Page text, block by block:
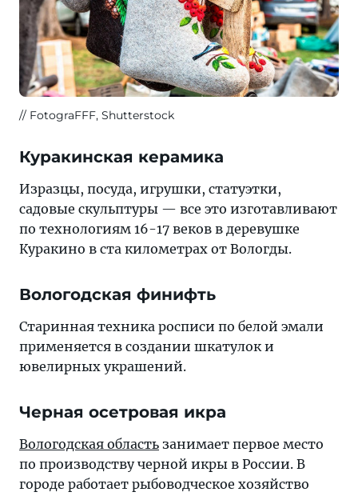
FotograFFF, Shutterstock
Куракинская керамика
Изразцы, посуда, игрушки, статуэтки,
садовые скульптуры — все это изготавливают
по технологиям 16-17 веков в деревушке
Куракино в ста километрах от Вологды.
Вологодская финифть
Старинная техника росписи по белой эмали
применяется в создании шкатулок и
ювелирных украшений.
Черная осетровая икра
Вологодская область занимает первое место
по производству черной икры в России. В
городе работает рыбоводческое хозяйство